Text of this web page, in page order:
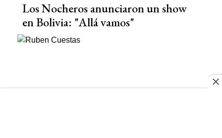
Los Nocheros anunciaron un show
en Bolivia: "Allá vamos"